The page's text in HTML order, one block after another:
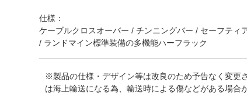
仕様：
ケーブルクロスオーバー / チンニングバー / セーフティ
/ ランドマイン標準装備の多機能ハーフラック
※製品の仕様・デザイン等は改良のため予告なく変更
は海上輸送になる為、輸送時による傷などがある場合